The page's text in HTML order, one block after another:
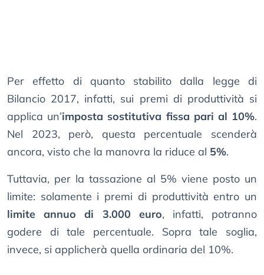
Per effetto di quanto stabilito dalla legge di
Bilancio 2017, infatti, sui premi di produttività si
applica un’imposta sostitutiva fissa pari al 10%.
Nel 2023, però, questa percentuale scenderà
ancora, visto che la manovra la riduce al 5%.
Tuttavia, per la tassazione al 5% viene posto un
limite: solamente i premi di produttività entro un
limite annuo di 3.000 euro, infatti, potranno
godere di tale percentuale. Sopra tale soglia,
invece, si applicherà quella ordinaria del 10%.